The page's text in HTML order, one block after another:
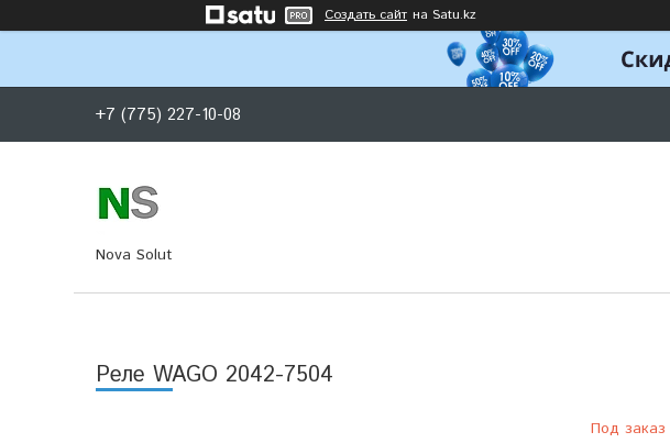
Создать сайт на Satu.kz
+7 (775) 227-10-08
Nova Solut
Реле WAGO 2042-7504
Под заказ